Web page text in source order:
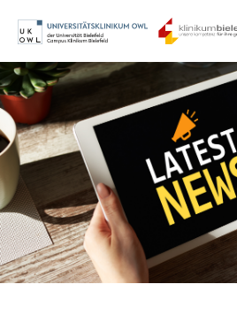
Login
Benutzername
Passwort
Anmelden